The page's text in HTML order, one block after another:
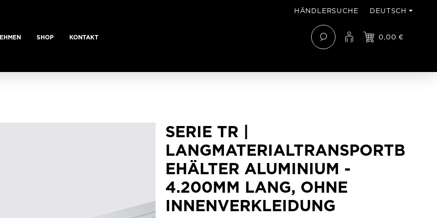
HÄNDLERSUCHE DEUTSCH
SHOP KONTAKT 0,00 €
SERIE TR |
LANGMATERIALTRANSPORTB
EHÄLTER ALUMINIUM -
4.200MM LANG, OHNE
INNENVERKLEIDUNG